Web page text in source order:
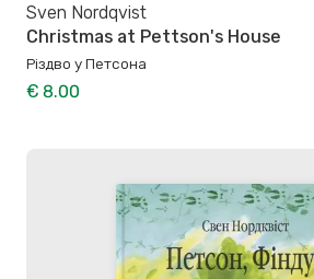
Sven Nordqvist
Christmas at Pettson's House
Різдво у Петсона
€ 8.00